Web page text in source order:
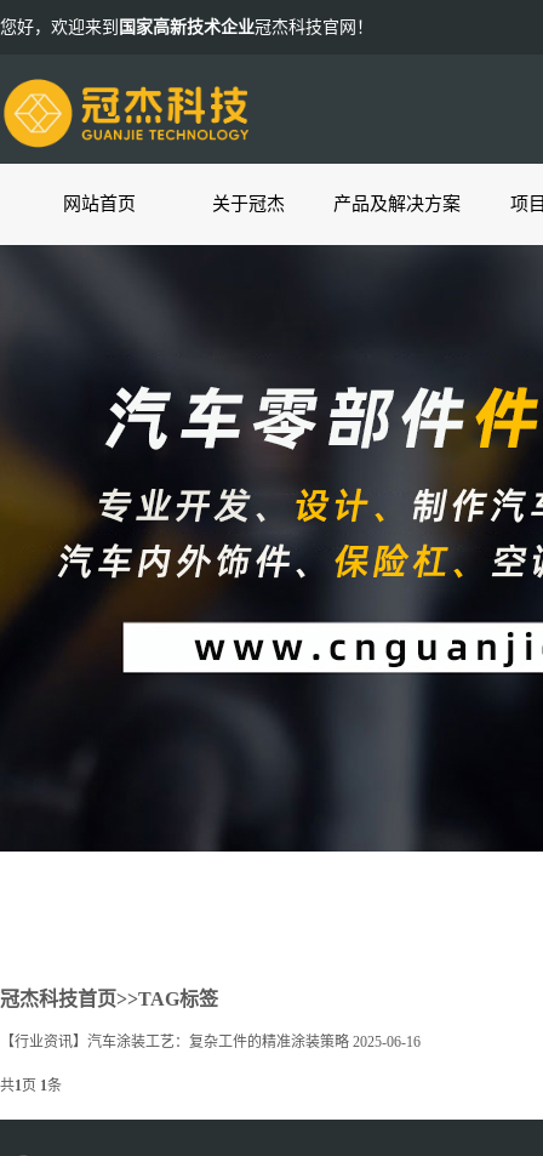
您好，欢迎来到 国家高新技术企业冠杰科技官网！
网站首页 关于冠杰 产品及解决方案 项
冠杰科技首页>>TAG标签
【行业资讯】汽车涂装工艺：复杂工件的精准涂装策略 2025-06-16
共1页 1条